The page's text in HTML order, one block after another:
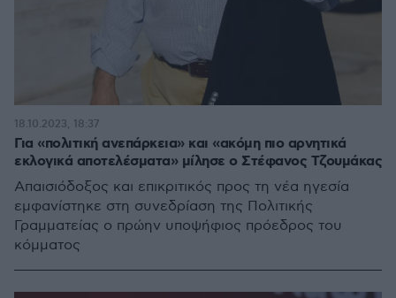
Για «πολιτική ανεπάρκεια» και «ακόμη πιο αρνητικά
εκλογικά αποτελέσματα» μίλησε ο Στέφανος Τζουμάκας
Απαισιόδοξος και επικριτικός προς τη νέα ηγεσία
εμφανίστηκε στη συνεδρίαση της Πολιτικής
Γραμματείας ο πρώην υποψήφιος πρόεδρος του
κόμματος
18.10.2023, 18:37